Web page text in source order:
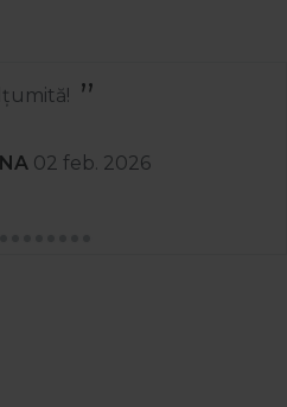
02 feb. 2026